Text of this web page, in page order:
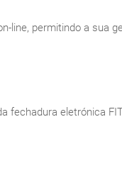
line, permitindo a sua
fechadura eletrónica